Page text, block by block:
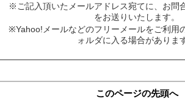
※ご記入頂いたメールアドレス宛てに、お問
をお送りいたします。
※Yahoo!メールなどのフリーメールをご利用
ォルダに入る場合がありま
このページの先頭へ